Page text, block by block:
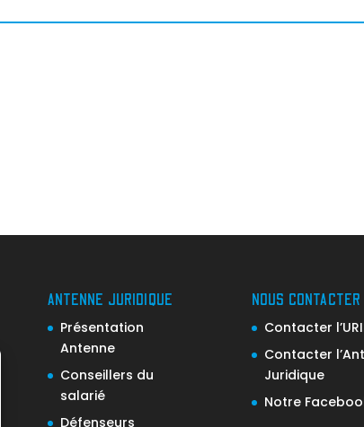
ANTENNE JURIDIQUE
Présentation
Antenne
Conseillers du
salarié
Défenseurs
NOUS CONTACTER
Contacter
Contacter
Juridique
Notre